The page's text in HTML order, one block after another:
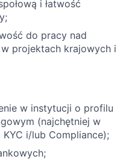
i łatwość
do pracy nad
projektach krajowych i
w instytucji o profilu
(najchętniej w
i/lub Compliance);